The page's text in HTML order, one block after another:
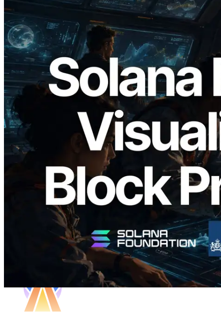
2026.05.24
Validators Solutions veröffentlicht Solana
Block Analyzer – Visualisierung der
Blockproduktionszeit pro Slot und der
zugewiesenen Validatoren